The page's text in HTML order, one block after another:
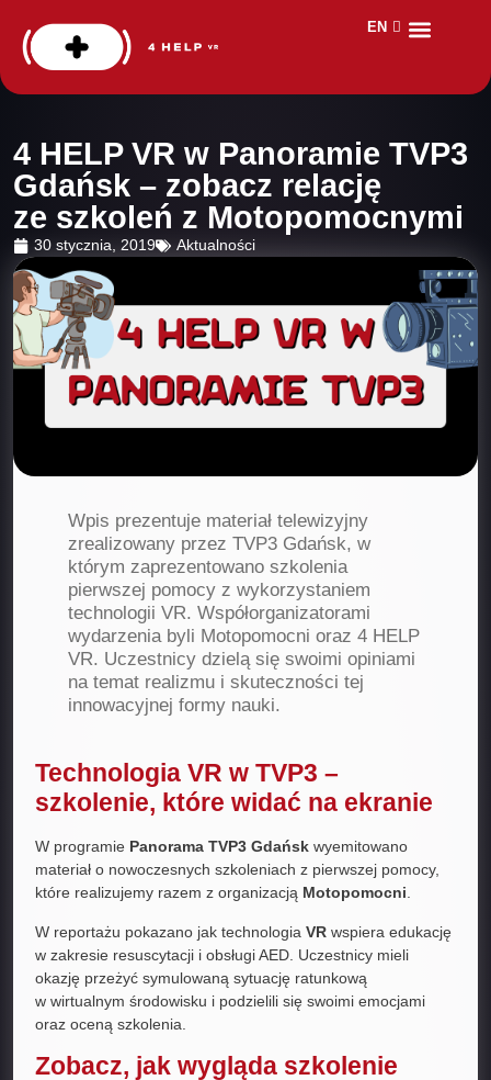
EN
DE
4 HELP VR w Panoramie TVP3
Gdańsk – zobacz relację
ze szkoleń z Motopomocnymi
30 stycznia, 2019 Aktualności
Wpis prezentuje materiał telewizyjny
zrealizowany przez TVP3 Gdańsk, w
którym zaprezentowano szkolenia
pierwszej pomocy z wykorzystaniem
technologii VR. Współorganizatorami
wydarzenia byli Motopomocni oraz 4 HELP
VR. Uczestnicy dzielą się swoimi opiniami
na temat realizmu i skuteczności tej
innowacyjnej formy nauki.
Technologia VR w TVP3 –
szkolenie, które widać na ekranie
W programie Panorama TVP3 Gdańsk wyemitowano
materiał o nowoczesnych szkoleniach z pierwszej pomocy,
które realizujemy razem z organizacją Motopomocni
W reportażu pokazano jak technologia VR wspiera edukację
w zakresie resuscytacji i obsługi AED. Uczestnicy mieli
okazję przeżyć symulowaną sytuację ratunkową
w wirtualnym środowisku i podzielili się swoimi emocjami
oraz oceną szkolenia.
Zobacz, jak wygląda szkolenie